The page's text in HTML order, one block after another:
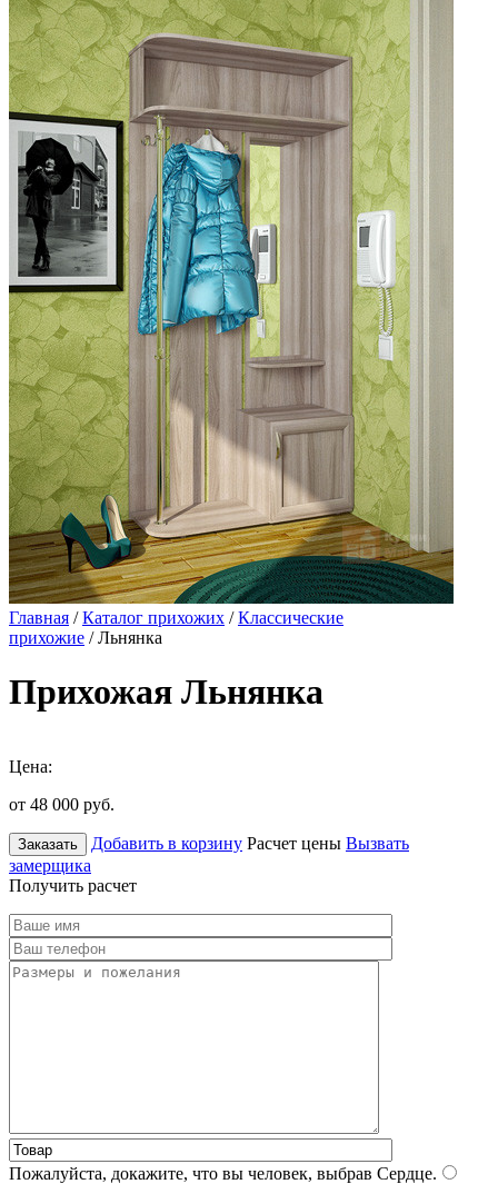
Главная /Каталог прихожих /Классические
прихожие / Льнянка
Прихожая Льнянка
Цена:
от 48 000 руб.
Заказать Добавить в корзину Расчет цены Вызвать
замерщика
Получить расчет
Пожалуйста, докажите, что вы человек, выбрав Сердце.